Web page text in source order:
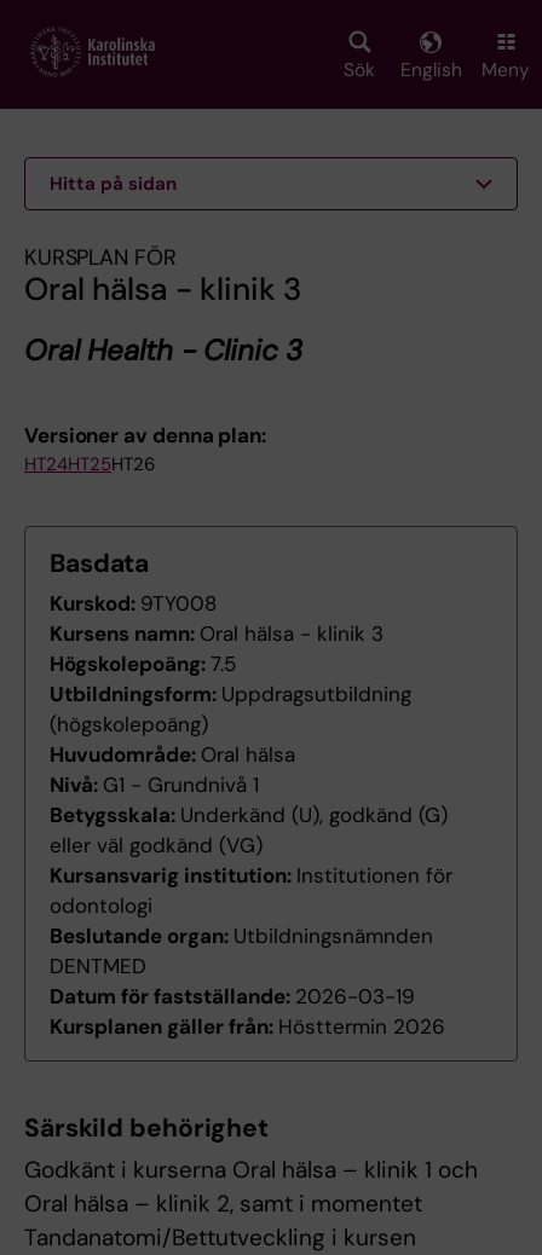
main
Sök English Meny
Hitta på sidan
KURSPLAN FÖR
Oral hälsa - klinik 3
Oral Health - Clinic 3
Versioner av denna plan:
HT24HT25HT26
Basdata
Kurskod: 9TY008
Kursens namn: Oral hälsa - klinik 3
Högskolepoäng:7.5
Utbildningsform: Uppdragsutbildning
(högskolepoäng)
Huvudområde: Oral hälsa
Nivå: G1 - Grundnivå 1
Betygsskala: Underkänd (U), godkänd (G)
eller väl godkänd (VG)
Kursansvarig institution: Institutionen för
odontologi
Beslutande organ: Utbildningsnämnden
DENTMED
Datum för fastställande: 2026-03-19
Kursplanen gäller från: Hösttermin 2026
Särskild behörighet
Godkänt i kurserna Oral hälsa – klinik 1 och
Oral hälsa – klinik 2, samt i momentet
Tandanatomi/Bettutveckling i kursen